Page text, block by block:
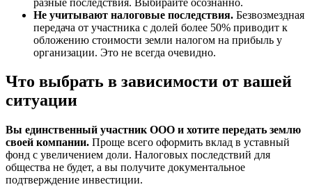
Не учитывают налоговые последствия. Безвозмездная
передача от участника с долей более 50% приводит к
обложению стоимости земли налогом на прибыль у
организации. Это не всегда очевидно.
Что выбрать в зависимости от вашей
ситуации
Вы единственный участник ООО и хотите передать землю
своей компании. Проще всего оформить вклад в уставный
фонд с увеличением доли. Налоговых последствий для
общества не будет, а вы получите документальное
подтверждение инвестиции.